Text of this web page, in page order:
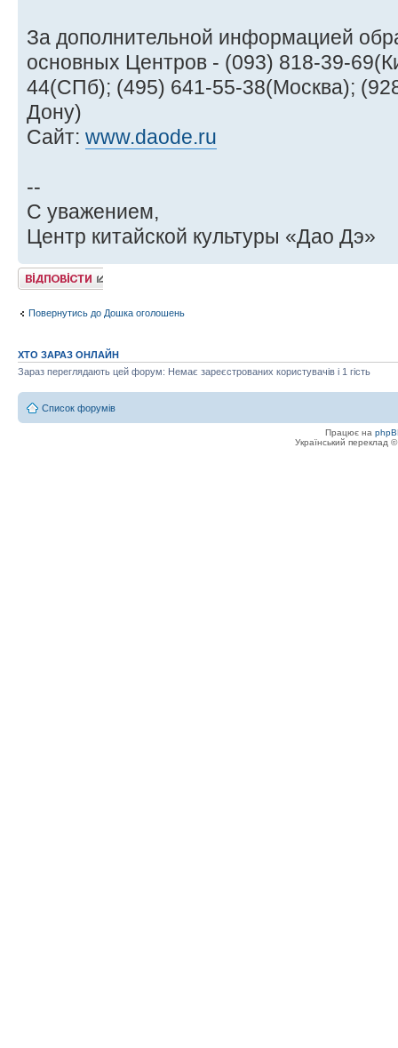
За дополнительной информацией
основных Центров - (093) 818-39-
44(СПб); (495) 641-55-38(Москва);
Дону)
Сайт: www.daode.ru
--
С уважением,
Центр китайской культуры «Дао Дэ»
Відповісти
Повернутись до Дошка оголошень
ХТО ЗАРАЗ ОНЛАЙН
Зараз переглядають цей форум: Немає зареєстрованих користувачів і 1 гість
Список форумів
Працює на
Український переклад